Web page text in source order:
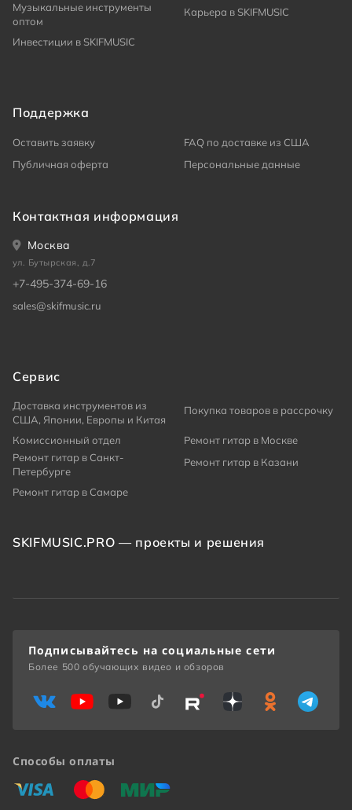
Музыкальные инструменты
оптом
Карьера в SKIFMUSIC
Инвестиции в SKIFMUSIC
Поддержка
Оставить заявку
FAQ по доставке из США
Публичная оферта
Персональные данные
Контактная информация
Москва
ул. Бутырская, д.7
+7-495-374-69-16
sales@skifmusic.ru
Сервис
Доставка инструментов из
США, Японии, Европы и Китая
Покупка товаров в рассрочку
Комиссионный отдел
Ремонт гитар в Москве
Ремонт гитар в Санкт-
Петербурге
Ремонт гитар в Казани
Ремонт гитар в Самаре
SKIFMUSIC.PRO — проекты и решения
Способы оплаты
«Виза» «Мастеркард»
«Мир»
Подписывайтесь на социальные сети
Более 500 обучающих видео и обзоров